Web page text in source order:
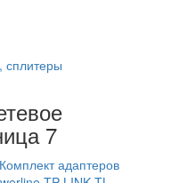
сплитеры
7